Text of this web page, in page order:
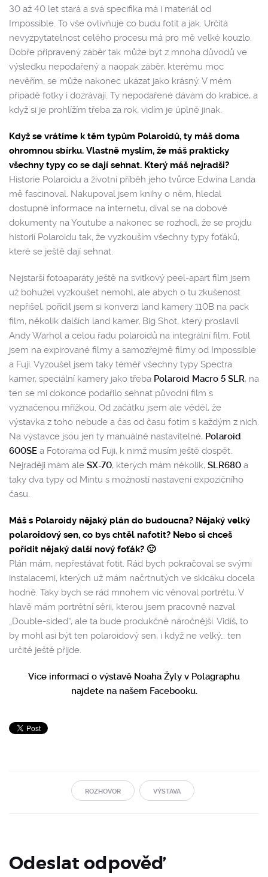
30 až 40 let stará a svá specifika má i materiál od
Impossible. To vše ovlivňuje co budu fotit a jak. Určitá
nevyzpytatelnost celého procesu má pro mě velké kouzlo.
Dobře připravený záběr tak může být z mnoha důvodů ve
výsledku nepodařený a naopak záběr, kterému moc
nevěřím, se může nakonec ukázat jako krásný. V mém
případě fotky i dozrávají. Ty nepodařené dávám do krabice, a
když si je prohlížím třeba za rok, vidím je úplně jinak.
Když se vrátíme k těm typům Polaroidů, ty máš doma
ohromnou sbírku. Vlastně myslím, že máš prakticky
všechny typy co se dají sehnat. Který máš nejradši?
Historie Polaroidu a životní příběh jeho tvůrce Edwina Landa
mě fascinoval. Nakupoval jsem knihy o něm, hledal
dostupné informace na internetu, díval se na dobové
dokumenty na Youtube a nakonec se rozhodl, že se projdu
historií Polaroidu tak, že vyzkouším všechny typy foťáků,
které se ještě dají sehnat.
Nejstarší fotoaparáty ještě na svitkový peel-apart film jsem
už bohužel vyzkoušet nemohl, ale abych o tu zkušenost
nepřišel, pořídil jsem si konverzi land kamery 110B na pack
film, několik dalších land kamer, Big Shot, který proslavil
Andy Warhol a celou řadu polaroidů na integrální film. Fotil
jsem na expirované filmy a samozřejmě filmy od Impossible
a Fuji. Vyzoušel jsem taky téměř všechny typy Spectra
kamer, speciální kamery jako třeba Polaroid Macro 5 SLR, na
ten se mi dokonce podařilo sehnat původní film s
vyznačenou mřížkou. Od začátku jsem ale věděl, že
výstavka z toho nebude a čas od času fotím s každým z nich.
Na výstavce jsou jen ty manuálně nastavitelné, Polaroid
600SE a Fotorama od Fuji, k nimž musím ještě dospět.
Nejraději mám ale SX-70, kterých mám několik, SLR680 a
taky dva typy od Mintu s možností nastavení expozičního
času.
Máš s Polaroidy nějaký plán do budoucna? Nějaký velký
polaroidový sen, co bys chtěl nafotit? Nebo si chceš
pořídit nějaký další nový foťák? 🙂
Plán mám, nepřestávat fotit. Rád bych pokračoval se svými
instalacemi, kterých už mám načrtnutých ve skicáku docela
hodně. Taky bych se rád mnohem víc věnoval portrétu. V
hlavě mám portrétní sérii, kterou jsem pracovně nazval
„Double-sided“, ale ta bude produkčně náročnější. Vidíš, to
by mohl asi být ten polaroidový sen, i když ne velký… ten
určitě ještě přijde.
Více informací o výstavě Noaha Žyly v Polagraphu
najdete na našem Facebooku.
ROZHOVOR VÝSTAVA
Odeslat odpověď